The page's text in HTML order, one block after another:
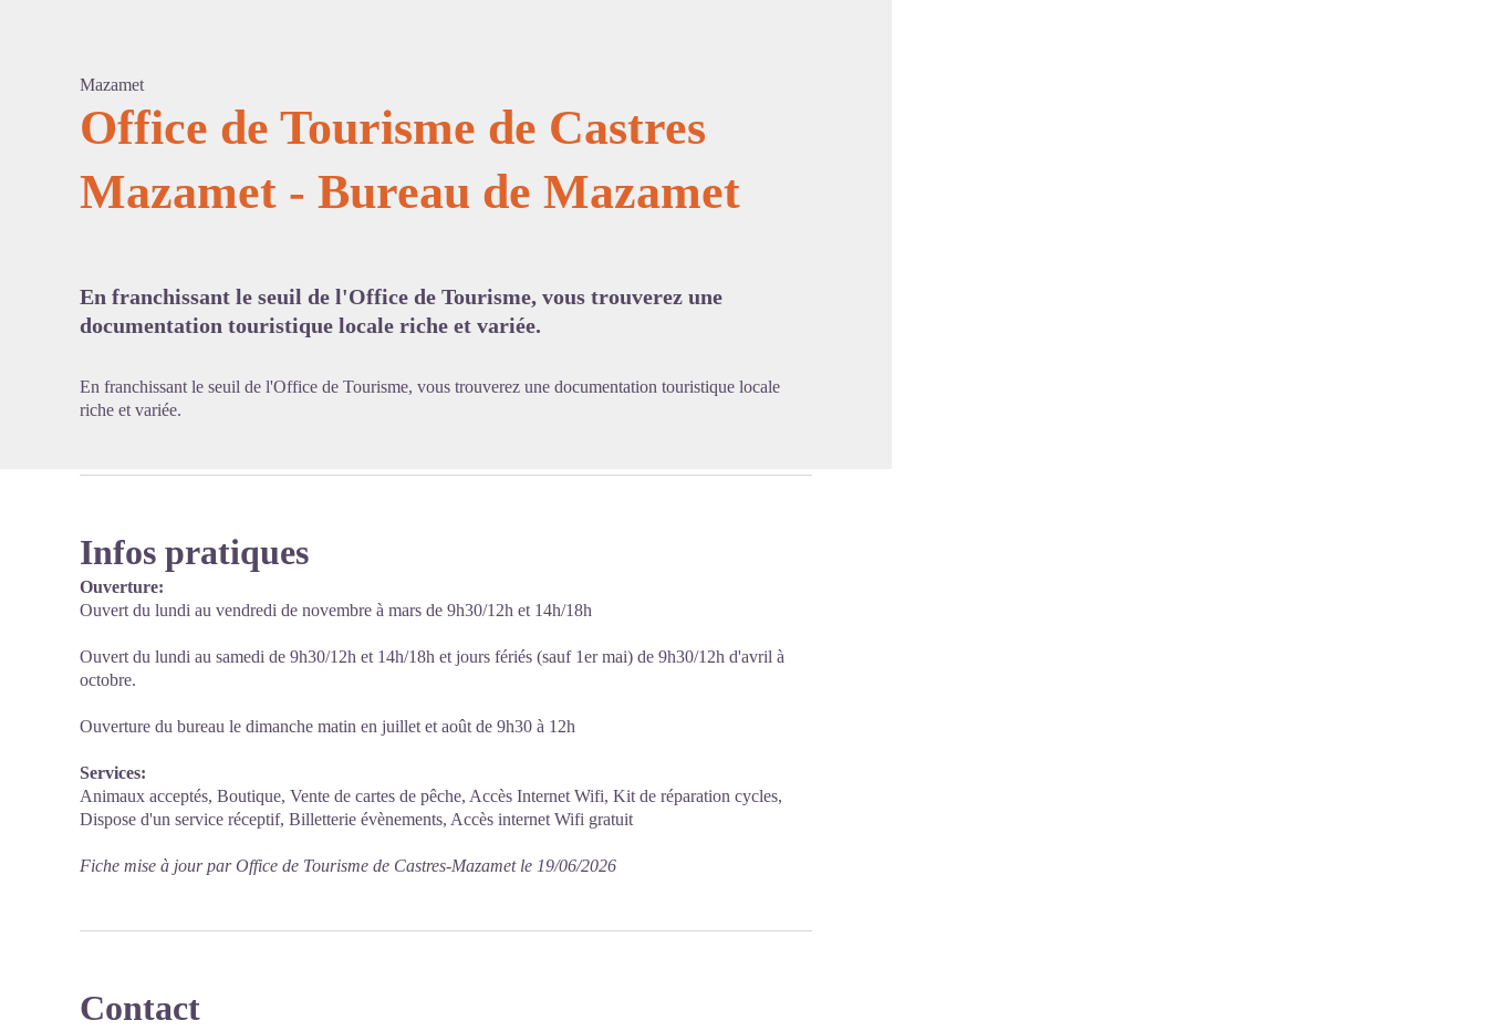
Voir l'image en plein écran
Mazamet
Office de Tourisme de Castres
Mazamet - Bureau de Mazamet
En franchissant le seuil de l'Office de Tourisme, vous trouverez une
documentation touristique locale riche et variée.
En franchissant le seuil de l'Office de Tourisme, vous trouverez une documentation touristique locale
riche et variée.
Infos pratiques
Ouverture:
Ouvert du lundi au vendredi de novembre à mars de 9h30/12h et 14h/18h
Ouvert du lundi au samedi de 9h30/12h et 14h/18h et jours fériés (sauf 1er mai) de 9h30/12h d'avril à
octobre.
Ouverture du bureau le dimanche matin en juillet et août de 9h30 à 12h
Services:
Animaux acceptés, Boutique, Vente de cartes de pêche, Accès Internet Wifi, Kit de réparation cycles,
Dispose d'un service réceptif, Billetterie évènements, Accès internet Wifi gratuit
Fiche mise à jour par Office de Tourisme de Castres-Mazamet le 19/06/2026
Contact